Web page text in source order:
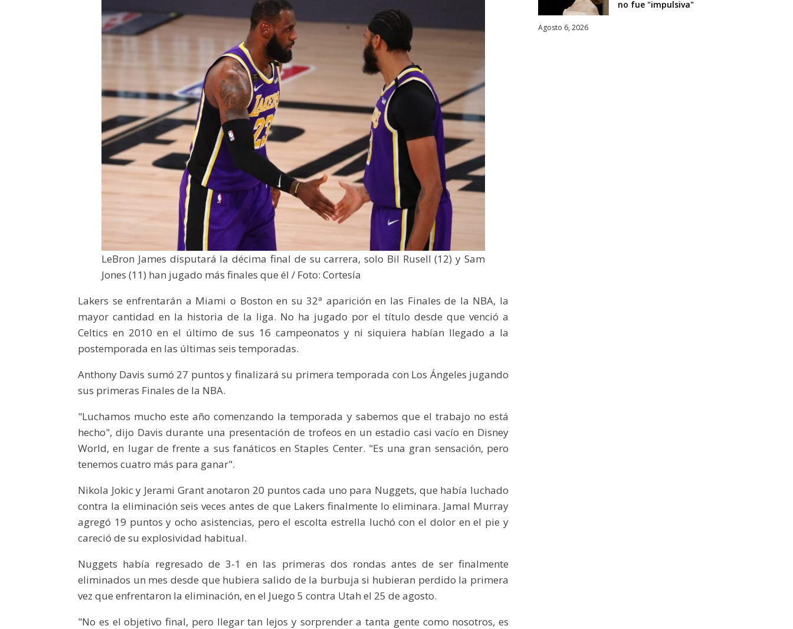
LeBron James disputará la décima final de su carrera, solo Bil Rusell (12) y Sam
Jones (11) han jugado más finales que él / Foto: Cortesía
Lakers se enfrentarán a Miami o Boston en su 32ª aparición en las Finales de la NBA, la
mayor cantidad en la historia de la liga. No ha jugado por el título desde que venció a
Celtics en 2010 en el último de sus 16 campeonatos y ni siquiera habían llegado a la
postemporada en las últimas seis temporadas.
Anthony Davis sumó 27 puntos y finalizará su primera temporada con Los Ángeles jugando
sus primeras Finales de la NBA.
"Luchamos mucho este año comenzando la temporada y sabemos que el trabajo no está
hecho", dijo Davis durante una presentación de trofeos en un estadio casi vacío en Disney
World, en lugar de frente a sus fanáticos en Staples Center. "Es una gran sensación, pero
tenemos cuatro más para ganar".
Nikola Jokic y Jerami Grant anotaron 20 puntos cada uno para Nuggets, que había luchado
contra la eliminación seis veces antes de que Lakers finalmente lo eliminara. Jamal Murray
agregó 19 puntos y ocho asistencias, pero el escolta estrella luchó con el dolor en el pie y
careció de su explosividad habitual.
Nuggets había regresado de 3-1 en las primeras dos rondas antes de ser finalmente
eliminados ​​un mes desde que hubiera salido de la burbuja si hubieran perdido la primera
vez que enfrentaron la eliminación, en el Juego 5 contra Utah el 25 de agosto.
"No es el objetivo final, pero llegar tan lejos y sorprender a tanta gente como nosotros, es
no fue "impulsiva"
Agosto 6, 2026